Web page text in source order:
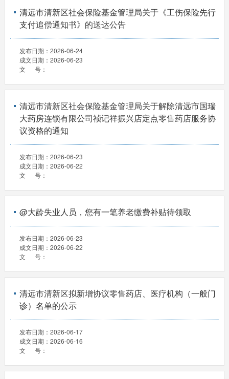
清远市清新区社会保险基金管理局关于《工伤保险先行
支付追偿通知书》的送达公告
发布日期： 2026-06-24
成文日期： 2026-06-23
文 号：
清远市清新区社会保险基金管理局关于解除清远市国瑞
大药房连锁有限公司祯记祥振兴店定点零售药店服务协
议资格的通知
发布日期： 2026-06-23
成文日期： 2026-06-22
文 号：
@大龄失业人员，您有一笔养老缴费补贴待领取
发布日期： 2026-06-23
成文日期： 2026-06-22
文 号：
清远市清新区拟新增协议零售药店、医疗机构（一般门
诊）名单的公示
发布日期： 2026-06-17
成文日期： 2026-06-16
文 号：